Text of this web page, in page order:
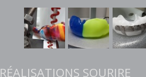
RÉALISATIONS SOURIRE